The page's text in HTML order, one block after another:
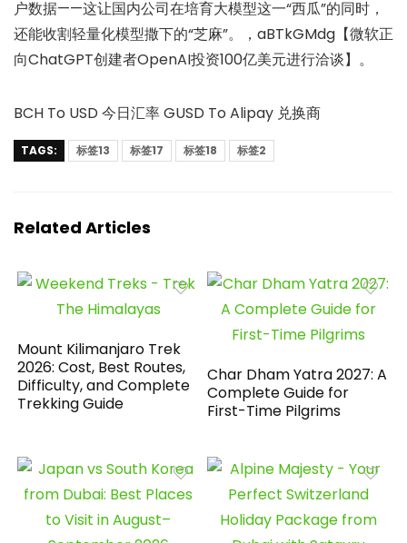
户数据——这让国内公司在培育大模型这一“西瓜”的同时，
还能收割轻量化模型撒下的“芝麻”。，aBTkGMdg【微软正
向ChatGPT创建者OpenAI投资100亿美元进行洽谈】。
BCH To USD 今日汇率 GUSD To Alipay 兑换商
TAGS: 标签13 标签17 标签18 标签2
Related Articles
Mount Kilimanjaro Trek
2026: Cost, Best Routes,
Difficulty, and Complete
Trekking Guide
Char Dham Yatra 2027: A
Complete Guide for
First-Time Pilgrims